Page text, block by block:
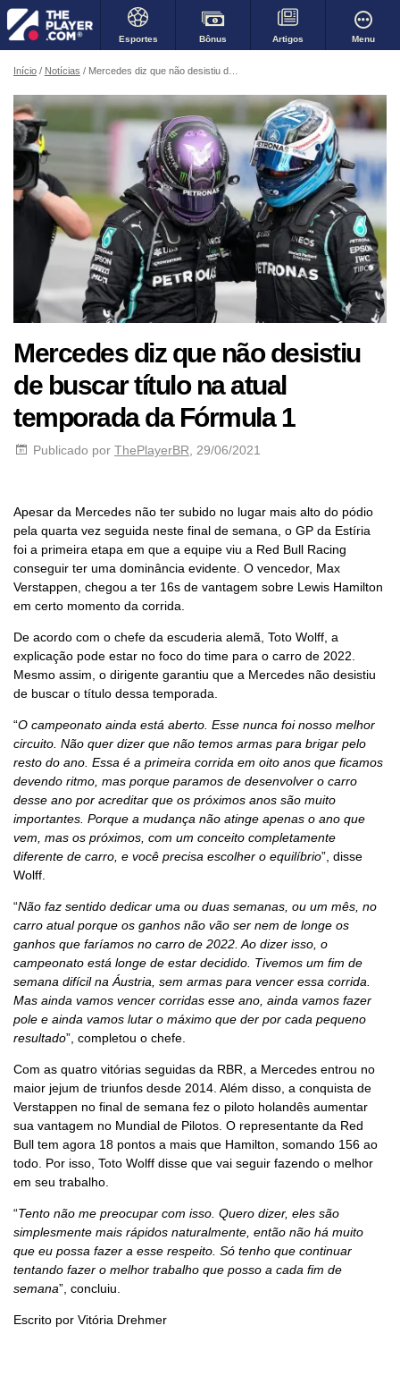
Esportes Bônus Artigos Menu
Início Notícias Mercedes diz que não desistiu de buscar título na atual temporada da Fórmula 1
Mercedes diz que não desistiu
de buscar título na atual
temporada da Fórmula 1
Publicado por ThePlayerBR , 29/06/2021
Apesar da Mercedes não ter subido no lugar mais alto do pódio
pela quarta vez seguida neste final de semana, o GP da Estíria
foi a primeira etapa em que a equipe viu a Red Bull Racing
conseguir ter uma dominância evidente. O vencedor, Max
Verstappen, chegou a ter 16s de vantagem sobre Lewis Hamilton
em certo momento da corrida.
De acordo com o chefe da escuderia alemã, Toto Wolff, a
explicação pode estar no foco do time para o carro de 2022.
Mesmo assim, o dirigente garantiu que a Mercedes não desistiu
de buscar o título dessa temporada.
“O campeonato ainda está aberto. Esse nunca foi nosso melhor
circuito. Não quer dizer que não temos armas para brigar pelo
resto do ano. Essa é a primeira corrida em oito anos que ficamos
devendo ritmo, mas porque paramos de desenvolver o carro
desse ano por acreditar que os próximos anos são muito
importantes. Porque a mudança não atinge apenas o ano que
vem, mas os próximos, com um conceito completamente
diferente de carro, e você precisa escolher o equilíbrio”, disse
Wolff.
“Não faz sentido dedicar uma ou duas semanas, ou um mês, no
carro atual porque os ganhos não vão ser nem de longe os
ganhos que faríamos no carro de 2022. Ao dizer isso, o
campeonato está longe de estar decidido. Tivemos um fim de
semana difícil na Áustria, sem armas para vencer essa corrida.
Mas ainda vamos vencer corridas esse ano, ainda vamos fazer
pole e ainda vamos lutar o máximo que der por cada pequeno
resultado”, completou o chefe.
Com as quatro vitórias seguidas da RBR, a Mercedes entrou no
maior jejum de triunfos desde 2014. Além disso, a conquista de
Verstappen no final de semana fez o piloto holandês aumentar
sua vantagem no Mundial de Pilotos. O representante da Red
Bull tem agora 18 pontos a mais que Hamilton, somando 156 ao
todo. Por isso, Toto Wolff disse que vai seguir fazendo o melhor
em seu trabalho.
“Tento não me preocupar com isso. Quero dizer, eles são
simplesmente mais rápidos naturalmente, então não há muito
que eu possa fazer a esse respeito. Só tenho que continuar
tentando fazer o melhor trabalho que posso a cada fim de
semana”, concluiu.
Escrito por Vitória Drehmer